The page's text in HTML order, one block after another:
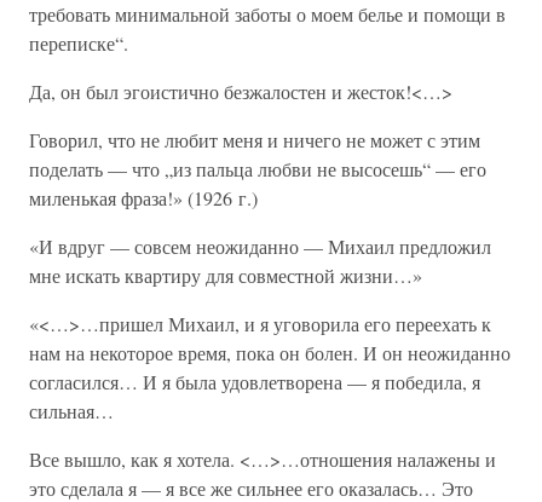
требовать минимальной заботы о моем белье и помощи в
переписке“.
Да, он был эгоистично безжалостен и жесток!<…>
Говорил, что не любит меня и ничего не может с этим
поделать — что „из пальца любви не высосешь“ — его
миленькая фраза!» (1926 г.)
«И вдруг — совсем неожиданно — Михаил предложил
мне искать квартиру для совместной жизни…»
«<…>…пришел Михаил, и я уговорила его переехать к
нам на некоторое время, пока он болен. И он неожиданно
согласился… И я была удовлетворена — я победила, я
сильная…
Все вышло, как я хотела. <…>…отношения налажены и
это сделала я — я все же сильнее его оказалась… Это